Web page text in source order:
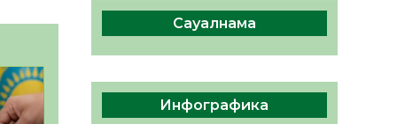
беруге дайын
ӘРБІР ДАУЫС – ҚОҒАМ
ДАМУЫНА ҚОСЫЛҒАН
ҮЛЕС
Сауалнама
Инфографика